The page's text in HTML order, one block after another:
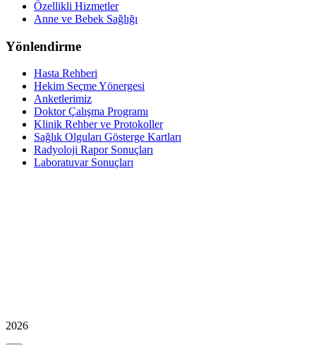
Özellikli Hizmetler
Anne ve Bebek Sağlığı
Yönlendirme
Hasta Rehberi
Hekim Seçme Yönergesi
Anketlerimiz
Doktor Çalışma Programı
Klinik Rehber ve Protokoller
Sağlık Olguları Gösterge Kartları
Radyoloji Rapor Sonuçları
Laboratuvar Sonuçları
2026